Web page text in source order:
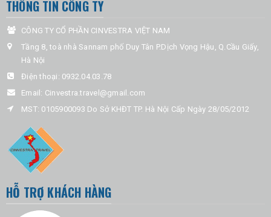
THÔNG TIN CÔNG TY
CÔNG TY CỔ PHẦN CINVESTRA VIỆT NAM
Tầng 8, toà nhà Sannam phố Duy Tân P.Dịch Vọng Hậu, Q.Cầu Giấy,
Hà Nội
Điện thoại: 0932.04.03.78
Email: Cinvestra.travel@gmail.com
MST: 0105900093 Do Sở KHĐT TP. Hà Nội Cấp Ngày 28/05/2012
HỖ TRỢ KHÁCH HÀNG